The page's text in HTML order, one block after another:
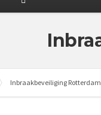
Inbraakbeveiliging Rotterdam